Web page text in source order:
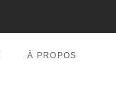
À PROPOS